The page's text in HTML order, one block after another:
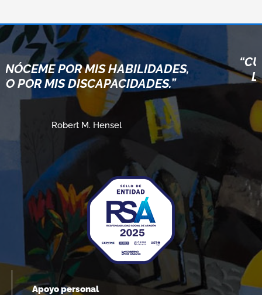
MIS HABILIDADES,
“CUANDO
LÍMITES,
Albert
Apoyo personal